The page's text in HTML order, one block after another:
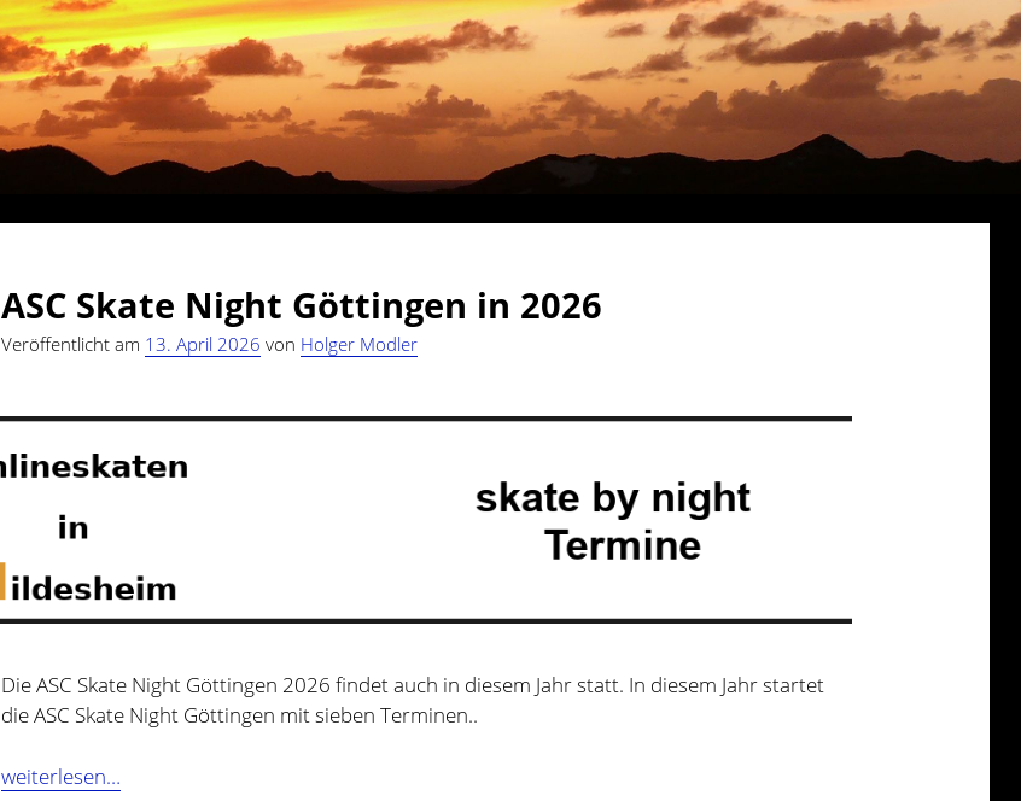
Modlercity.de
Posts
ASC Skate Night Göttingen in 2026
Veröffentlicht am 13. April 2026 von Holger Modler
Die ASC Skate Night Göttingen 2026 findet auch in diesem Jahr statt. In diesem Jahr startet
die ASC Skate Night Göttingen mit sieben Terminen..
weiterlesen…